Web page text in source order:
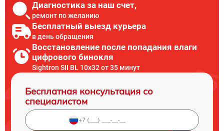
Диагностика за наш счет,
ремонт по желанию
Бесплатный выезд курьера
в день обращения
Восстановление после попадания влаги
цифрового бинокля
Sightron SII BL 10x32 от 35 минут
Бесплатная консультация со
специалистом